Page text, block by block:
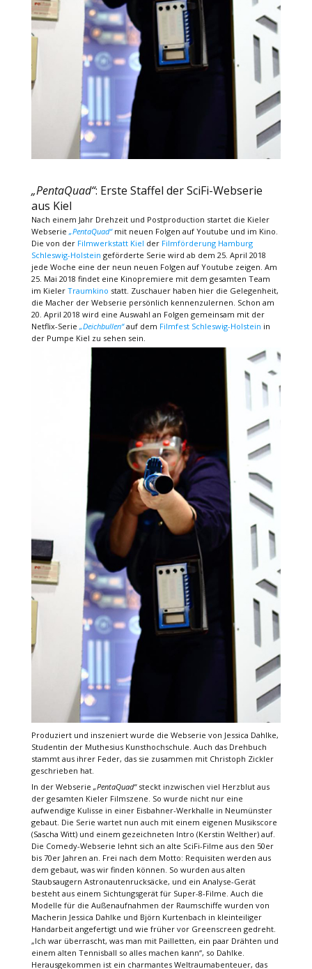
„PentaQuad“: Erste Staffel der SciFi-Webserie
aus Kiel
Nach einem Jahr Drehzeit und Postproduction startet die Kieler
Webserie „PentaQuad“mit neuen Folgen auf Youtube und im Kino.
Die von der Filmwerkstatt Kiel der Filmförderung Hamburg
Schleswig-Holstein geförderte Serie wird ab dem 25. April 2018
jede Woche eine der neun neuen Folgen auf Youtube zeigen. Am
25. Mai 2018 findet eine Kinopremiere mit dem gesamten Team
im Kieler Traumkino statt. Zuschauer haben hier die Gelegenheit,
die Macher der Webserie persönlich kennenzulernen. Schon am
20. April 2018 wird eine Auswahl an Folgen gemeinsam mit der
Netflix-Serie „Deichbullen“auf dem Filmfest Schleswig-Holstein in
der Pumpe Kiel zu sehen sein.
Produziert und inszeniert wurde die Webserie von Jessica Dahlke,
Studentin der Muthesius Kunsthochschule. Auch das Drehbuch
stammt aus ihrer Feder, das sie zusammen mit Christoph Zickler
geschrieben hat.
In der Webserie „PentaQuad“steckt inzwischen viel Herzblut aus
der gesamten Kieler Filmszene. So wurde nicht nur eine
aufwendige Kulisse in einer Eisbahner-Werkhalle in Neumünster
gebaut. Die Serie wartet nun auch mit einem eigenen Musikscore
(Sascha Witt) und einem gezeichneten Intro (Kerstin Welther) auf.
Die Comedy-Webserie lehnt sich an alte SciFi-Filme aus den 50er
bis 70er Jahren an. Frei nach dem Motto: Requisiten werden aus
dem gebaut, was wir finden können. So wurden aus alten
Staubsaugern Astronautenrucksäcke, und ein Analyse-Gerät
besteht aus einem Sichtungsgerät für Super-8-Filme. Auch die
Modelle für die Außenaufnahmen der Raumschiffe wurden von
Macherin Jessica Dahlke und Björn Kurtenbach in kleinteiliger
Handarbeit angefertigt und wie früher vor Greenscreen gedreht.
„Ich war überrascht, was man mit Pailletten, ein paar Drähten und
einem alten Tennisball so alles machen kann“, so Dahlke.
Herausgekommen ist ein charmantes Weltraumabenteuer, das